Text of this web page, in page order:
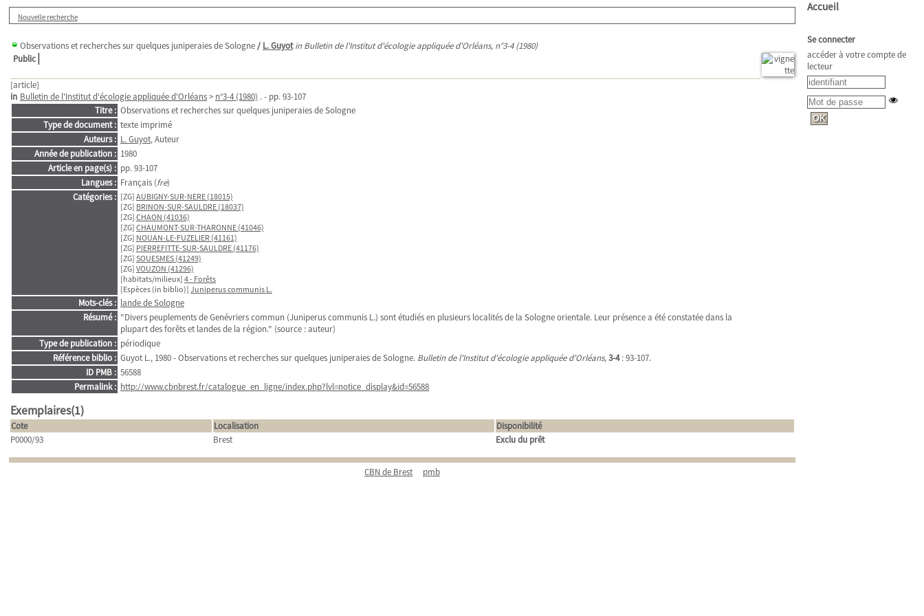
Nouvelle recherche
Observations et recherches sur quelques juniperaies de Sologne/ L. Guyot in Bulletin de l'Institut d'écologie appliquée d'Orléans, n°3-4 (1980)
Public
[article]
in Bulletin de l'Institut d'écologie appliquée d'Orléans> n°3-4 (1980) . - pp. 93-107
Titre : Observations et recherches sur quelques juniperaies de Sologne
Type de document : texte imprimé
Auteurs : L. Guyot, Auteur
Année de publication : 1980
Article en page(s) : pp. 93-107
Langues : Français (fre)
Catégories : [ZG] AUBIGNY-SUR-NERE (18015)
[ZG] BRINON-SUR-SAULDRE (18037)
[ZG] CHAON (41036)
[ZG] CHAUMONT-SUR-THARONNE (41046)
[ZG] NOUAN-LE-FUZELIER (41161)
[ZG] PIERREFITTE-SUR-SAULDRE (41176)
[ZG] SOUESMES (41249)
[ZG] VOUZON (41296)
[habitats/milieux] 4 - Forêts
[Espèces (in biblio)] Juniperus communis L.
Mots-clés : lande de Sologne
Résumé : "Divers peuplements de Genévriers commun (Juniperus communis L.) sont étudiés en plusieurs localités de la Sologne orientale. Leur présence a été constatée dans la
plupart des forêts et landes de la région." (source : auteur)
Type de publication : périodique
Référence biblio : Guyot L., 1980 - Observations et recherches sur quelques juniperaies de Sologne. Bulletin de l'Institut d'écologie appliquée d'Orléans,3-4: 93-107.
ID PMB : 56588
Permalink : http://www.cbnbrest.fr/catalogue_en_ligne/index.php?lvl=notice_display&id=56588
Exemplaires(1)
Cote Localisation
Disponibilité
P0000/93
Brest Exclu du prêt
CBN de Brest pmb
Accueil
Se connecter
accéder à votre compte de
lecteur